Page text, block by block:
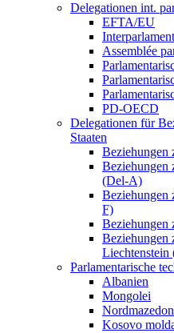
Delegationen int.
EFTA/EU
Assemblée
PD-OECD
Delegationen für
Staaten
Beziehungen
Beziehungen
(Del-A)
Beziehungen
F)
Beziehungen
Beziehungen
Parlamentarische
Albanien
Mongolei
Kosovo